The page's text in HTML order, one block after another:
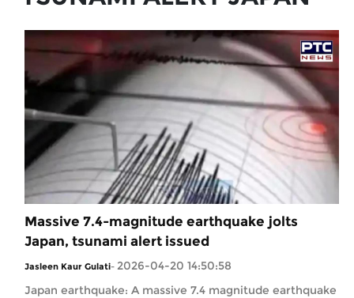
Massive 7.4-magnitude earthquake jolts
Japan, tsunami alert issued
Jasleen Kaur Gulati- 2026-04-20 14:50:58
Japan earthquake: A massive 7.4 magnitude earthquake